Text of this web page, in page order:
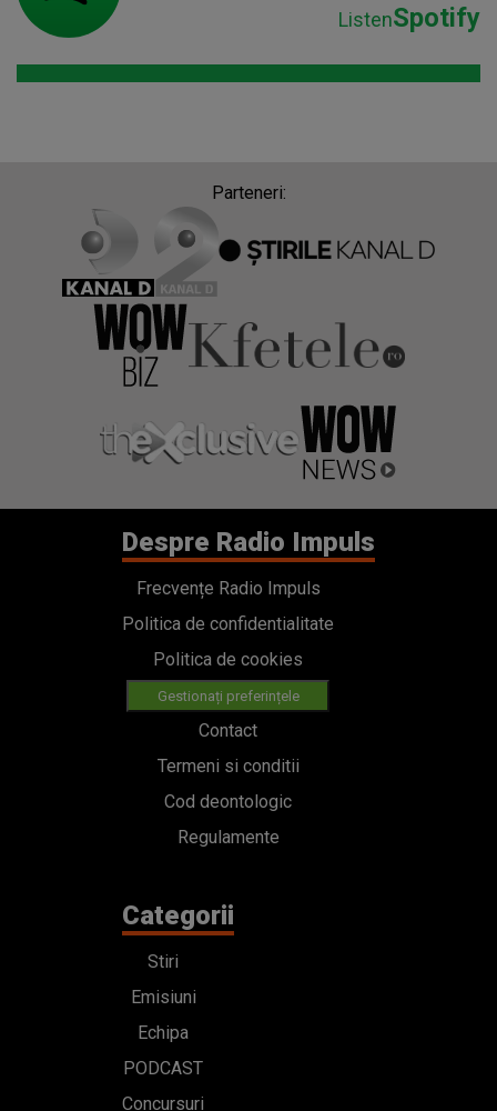
ListenSpotify
Parteneri:
Despre Radio Impuls
Frecvențe Radio Impuls
Politica de confidentialitate
Politica de cookies
Gestionați preferințele
Contact
Termeni si conditii
Cod deontologic
Regulamente
Categorii
Stiri
Emisiuni
Echipa
PODCAST
Concursuri